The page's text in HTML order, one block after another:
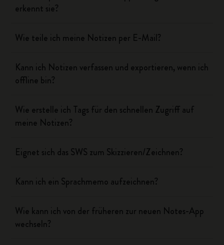
erkennt sie?
Wie teile ich meine Notizen per E-Mail?
Kann ich Notizen verfassen und exportieren, wenn ich
offline bin?
Wie erstelle ich Tags für den schnellen Zugriff auf
meine Notizen?
Eignet sich das SWS zum Skizzieren/Zeichnen?
Kann ich ein Sprachmemo aufzeichnen?
Wie kann ich von der früheren zur neuen Notes-App
wechseln?